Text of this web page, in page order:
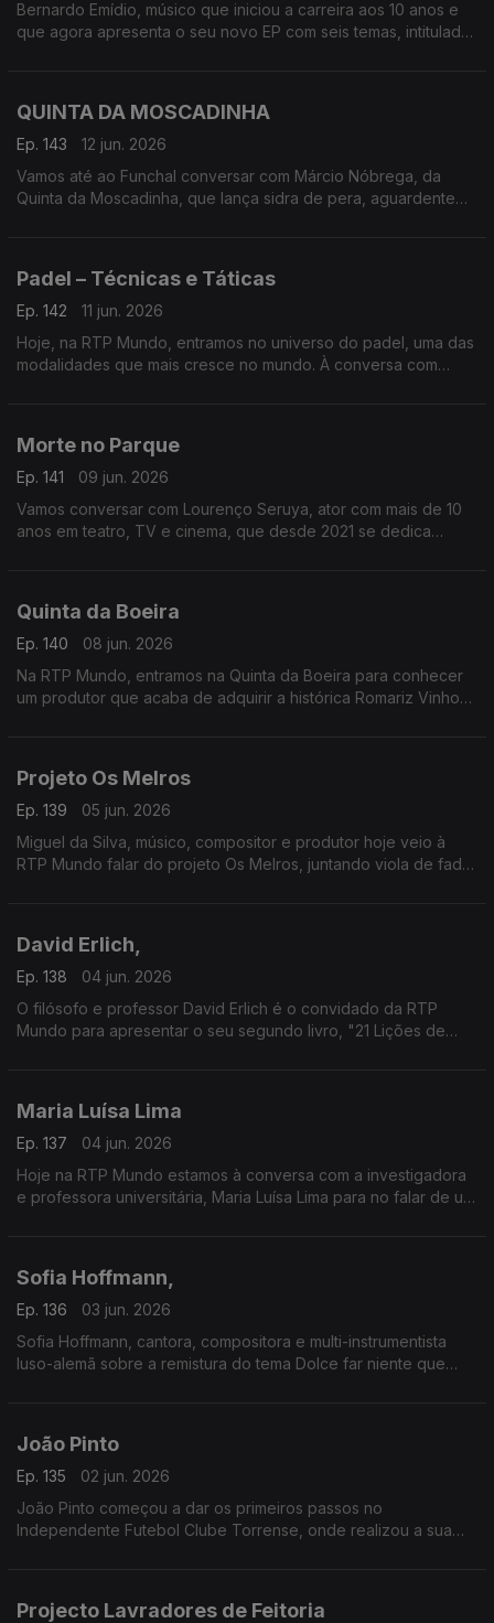
Bernardo Emídio, músico que iniciou a carreira aos 10 anos e
que agora apresenta o seu novo EP com seis temas, intitulado
QUINTA DA MOSCADINHA
Ep. 143
12 jun. 2026
Vamos até ao Funchal conversar com Márcio Nóbrega, da
Quinta da Moscadinha, que lança sidra de pera, aguardente
Padel – Técnicas e Táticas
Ep. 142
11 jun. 2026
Hoje, na RTP Mundo, entramos no universo do padel, uma das
modalidades que mais cresce no mundo. À conversa com
Morte no Parque
Ep. 141
09 jun. 2026
Vamos conversar com Lourenço Seruya, ator com mais de 10
anos em teatro, TV e cinema, que desde 2021 se dedica
Quinta da Boeira
Ep. 140
08 jun. 2026
Na RTP Mundo, entramos na Quinta da Boeira para conhecer
um produtor que acaba de adquirir a histórica Romariz Vinhos.
Projeto Os Melros
Ep. 139
05 jun. 2026
Miguel da Silva, músico, compositor e produtor hoje veio à
RTP Mundo falar do projeto Os Melros, juntando viola de fado,
David Erlich,
Ep. 138
04 jun. 2026
O filósofo e professor David Erlich é o convidado da RTP
Mundo para apresentar o seu segundo livro, "21 Lições de
Maria Luísa Lima
Ep. 137
04 jun. 2026
Hoje na RTP Mundo estamos à conversa com a investigadora
e professora universitária, Maria Luísa Lima para no falar de um
Sofia Hoffmann,
Ep. 136
03 jun. 2026
Sofia Hoffmann, cantora, compositora e multi-instrumentista
luso-alemã sobre a remistura do tema Dolce far niente que
João Pinto
Ep. 135
02 jun. 2026
João Pinto começou a dar os primeiros passos no
Independente Futebol Clube Torrense, onde realizou a sua
Projecto Lavradores de Feitoria